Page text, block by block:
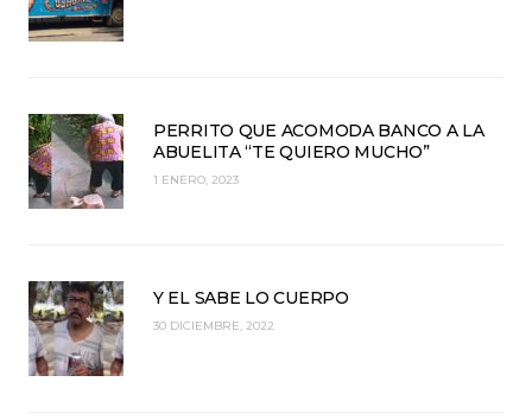
PERRITO QUE ACOMODA BANCO A LA
ABUELITA “TE QUIERO MUCHO”
1 ENERO, 2023
Y EL SABE LO CUERPO
30 DICIEMBRE, 2022